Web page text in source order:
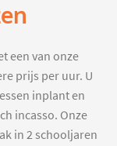
een van onze
prijs per uur. U
inplant en
incasso. Onze
in 2 schooljaren